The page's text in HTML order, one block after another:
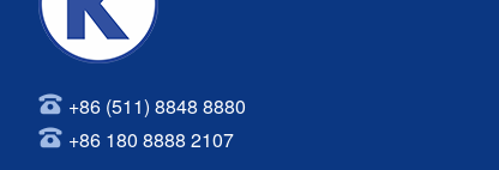
+86 (511) 8848 8880
+86 180 8888 2107